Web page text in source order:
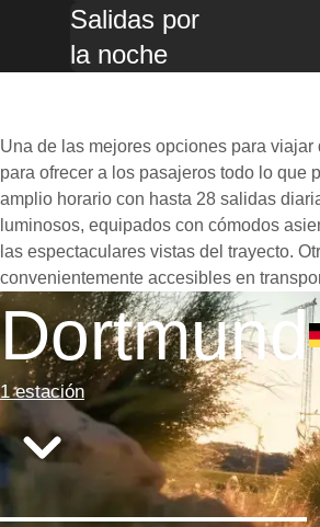
Salidas por
la noche
Una de las mejores opciones para
para ofrecer a los pasajeros todo lo que
amplio horario con hasta 28 salidas
luminosos, equipados con cómodos
las espectaculares vistas del trayecto.
convenientemente accesibles en
Dortmund
1 estación